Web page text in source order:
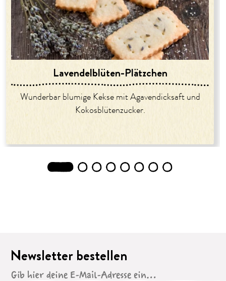
Lavendelblüten-Plätzchen
Wunderbar blumige Kekse mit Agavendicksaft und
Kokosblütenzucker.
2 3 4 5 6 7 8
Newsletter bestellen